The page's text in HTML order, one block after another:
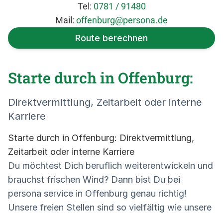
Tel: 0781 / 91480
Mail: offenburg@persona.de
Route berechnen
Starte durch in Offenburg:
Direktvermittlung, Zeitarbeit oder interne
Karriere
Starte durch in Offenburg: Direktvermittlung,
Zeitarbeit oder interne Karriere
Du möchtest Dich beruflich weiterentwickeln und
brauchst frischen Wind? Dann bist Du bei
persona service in Offenburg genau richtig!
Unsere freien Stellen sind so vielfältig wie unsere